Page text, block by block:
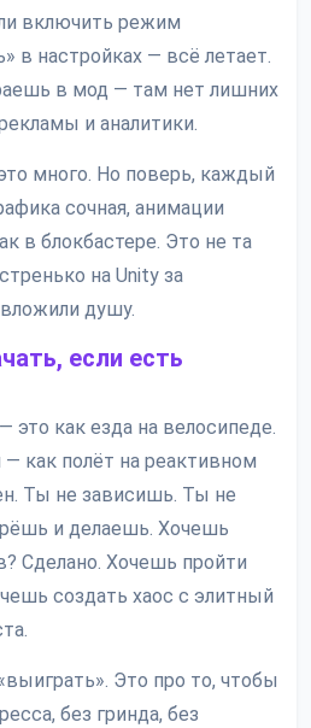
включить режим
в настройках — всё летает.
в мод — там нет лишних
и аналитики.
много. Но поверь, каждый
сочная, анимации
в блокбастере. Это не та
на Unity за
душу.
если есть
это как езда на велосипеде.
как полёт на реактивном
Ты не зависишь. Ты не
и делаешь. Хочешь
Сделано. Хочешь пройти
создать хаос с элитный
Это про то, чтобы
без гринда, без